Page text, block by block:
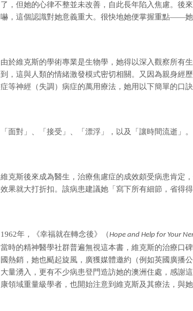
了，但她的心律不整並未改善，自此長年陷入焦慮。後
嚇，這個認識對她意義重大。很快地她便掌握重點——她
由於維克斯的學術專業是生物學，她得以深入觀察所
到，這與人類的情緒激發模式密切相關。又因為親身經
症等神經（失調）病症的萬用療法，她用以下簡單的口
「面對」、「接受」、「漂浮」，以及「讓時間流逝」。
維克斯後來成為醫生，治療焦慮症的成效頗受病患肯定
效果就大打折扣。該病患建議她「寫下所有細節，省得
1962年，《幸福就在轉念後》（Hope and Help for Your
當時的精神醫學社群普遍無視這本書，維克斯的治療口
國熱銷，她也颳起旋風，廣獲媒體邀約（例如英國廣播
大量湧入，更有不少病患登門造訪她的澳洲住處，感謝
康領域重量級學者，也開始注意到維克斯及其療法，與她